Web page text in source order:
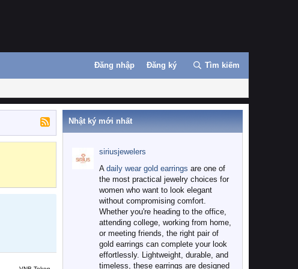
Đăng nhập Đăng ký Tìm kiếm
Nhật ký mới nhất
siriusjewelers
A daily wear gold earrings are one of
the most practical jewelry choices for
women who want to look elegant
without compromising comfort.
Whether you're heading to the office,
attending college, working from home,
or meeting friends, the right pair of
gold earrings can complete your look
effortlessly. Lightweight, durable, and
timeless, these earrings are designed